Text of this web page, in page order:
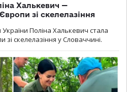
Халькевич —
зі скелелазіння
Поліна Халькевич стала
скелелазіння у Словаччині.